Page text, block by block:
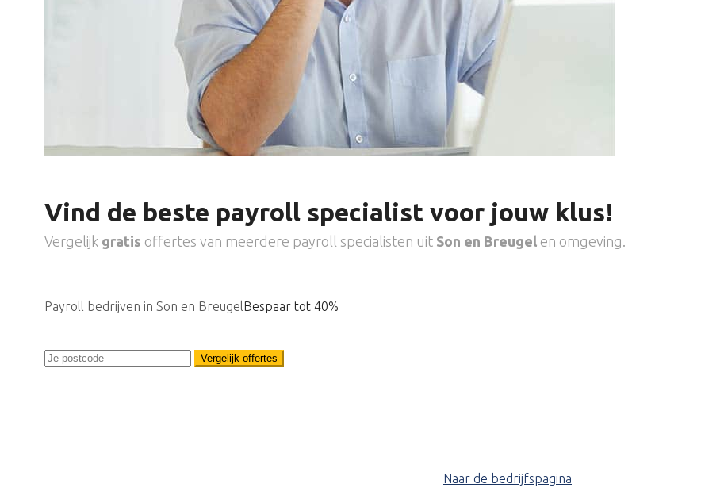
Vind de beste payroll specialist voor jouw klus!
Vergelijk gratis offertes van meerdere payroll specialisten uit Son en Breugel en omgeving.
Payroll bedrijven in Son en BreugelBespaar tot 40%
Vergelijk offertes
Naar de bedrijfspagina